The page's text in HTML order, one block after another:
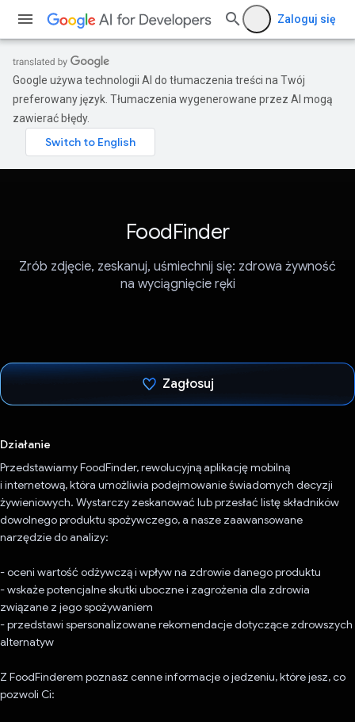
Zaloguj się
Google używa technologii AI do tłumaczenia treści na Twój
preferowany język. Tłumaczenia wygenerowane przez AI mogą
zawierać błędy.
FoodFinder
Zrób zdjęcie, zeskanuj, uśmiechnij się: zdrowa żywność
na wyciągnięcie ręki
Zagłosuj
Działanie
Przedstawiamy FoodFinder, rewolucyjną aplikację mobilną
i internetową, która umożliwia podejmowanie świadomych decyzji
żywieniowych. Wystarczy zeskanować lub przesłać listę składników
dowolnego produktu spożywczego, a nasze zaawansowane
narzędzie do analizy:
- oceni wartość odżywczą i wpływ na zdrowie danego produktu
- wskaże potencjalne skutki uboczne i zagrożenia dla zdrowia
związane z jego spożywaniem
- przedstawi spersonalizowane rekomendacje dotyczące zdrowszych
alternatyw
Z FoodFinderem poznasz cenne informacje o jedzeniu, które jesz, co
pozwoli Ci: